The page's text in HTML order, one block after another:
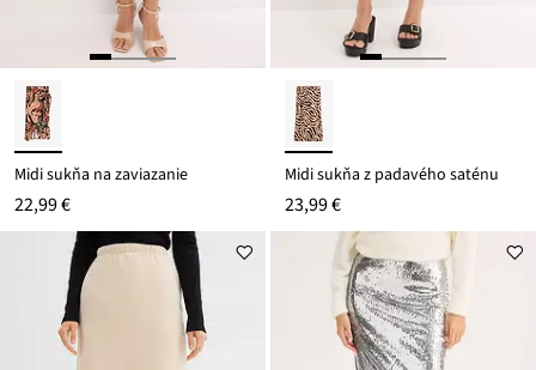
Midi sukňa na zaviazanie
22,99 €
Midi sukňa z padavého saténu
23,99 €